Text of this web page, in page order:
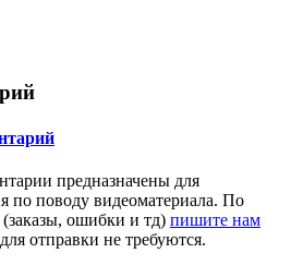
предназначены для
по поводу видеоматериала. По
ошибки и тд) пишите нам
отправки не требуются.